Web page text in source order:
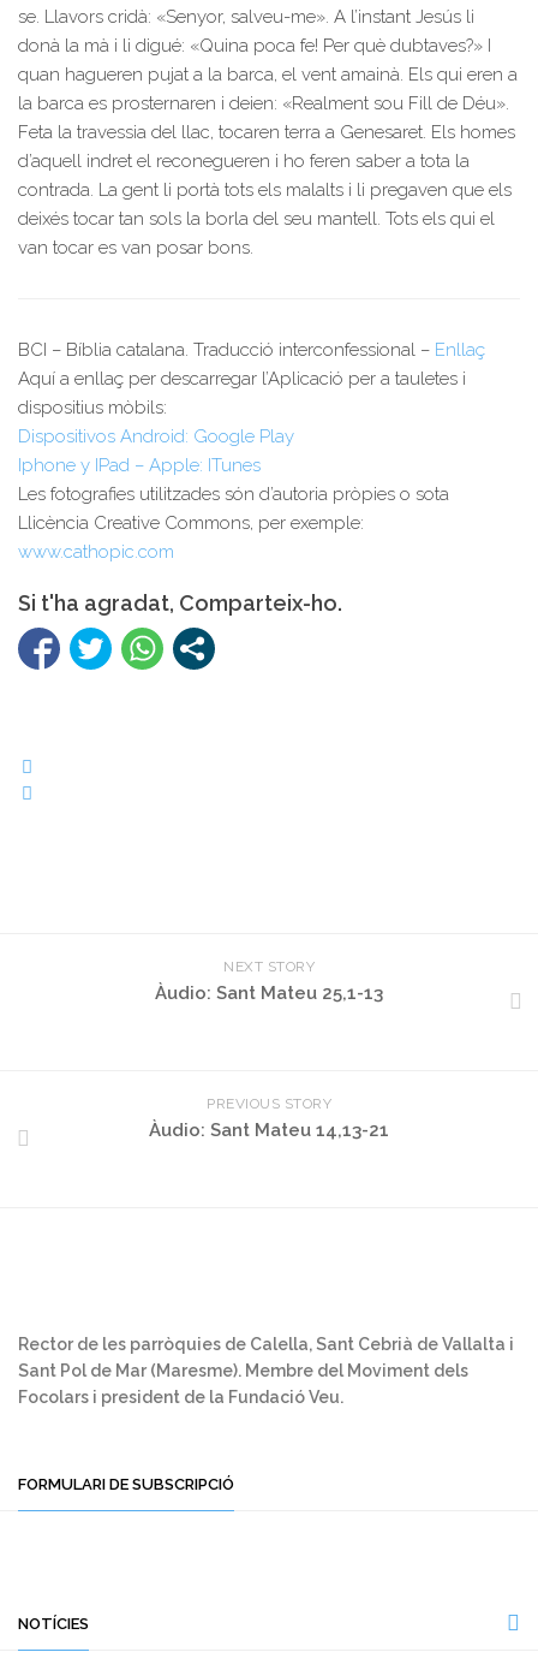
se. Llavors cridà: «Senyor, salveu-me». A l’instant Jesús li
donà la mà i li digué: «Quina poca fe! Per què dubtaves?» I
quan hagueren pujat a la barca, el vent amainà. Els qui eren a
la barca es prosternaren i deien: «Realment sou Fill de Déu».
Feta la travessia del llac, tocaren terra a Genesaret. Els homes
d’aquell indret el reconegueren i ho feren saber a tota la
contrada. La gent li portà tots els malalts i li pregaven que els
deixés tocar tan sols la borla del seu mantell. Tots els qui el
van tocar es van posar bons.
BCI – Bíblia catalana. Traducció interconfessional – Enllaç
Aquí a enllaç per descarregar l’Aplicació per a tauletes i
dispositius mòbils:
Dispositivos Android: Google Play
Iphone y IPad – Apple: ITunes
Les fotografies utilitzades són d’autoria pròpies o sota
Llicència Creative Commons, per exemple:
www.cathopic.com
Si t'ha agradat, Comparteix-ho.
NEXT STORY
Àudio: Sant Mateu 25,1-13
PREVIOUS STORY
Àudio: Sant Mateu 14,13-21
Rector de les parròquies de Calella, Sant Cebrià de Vallalta i
Sant Pol de Mar (Maresme). Membre del Moviment dels
Focolars i president de la Fundació Veu.
FORMULARI DE SUBSCRIPCIÓ
NOTÍCIES